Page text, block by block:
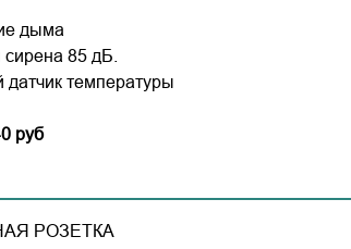
дыма
85 дБ.
датчик температуры
руб
РОЗЕТКА